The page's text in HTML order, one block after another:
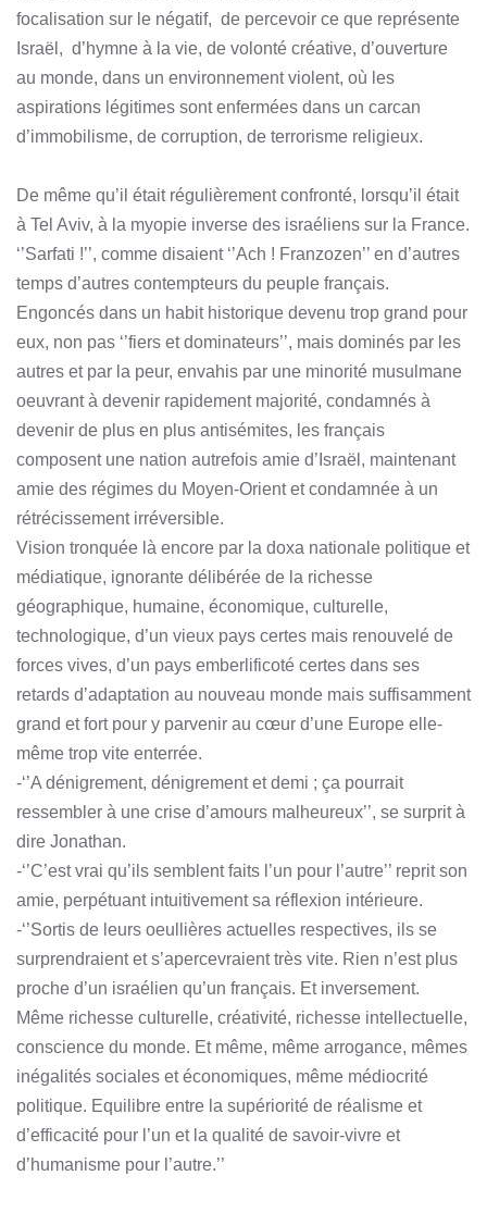
focalisation sur le négatif, de percevoir ce que représente
Israël, d’hymne à la vie, de volonté créative, d’ouverture
au monde, dans un environnement violent, où les
aspirations légitimes sont enfermées dans un carcan
d’immobilisme, de corruption, de terrorisme religieux.
De même qu’il était régulièrement confronté, lorsqu’il était
à Tel Aviv, à la myopie inverse des israéliens sur la France.
‘’Sarfati !’’, comme disaient ‘’Ach ! Franzozen’’ en d’autres
temps d’autres contempteurs du peuple français.
Engoncés dans un habit historique devenu trop grand pour
eux, non pas ‘’fiers et dominateurs’’, mais dominés par les
autres et par la peur, envahis par une minorité musulmane
oeuvrant à devenir rapidement majorité, condamnés à
devenir de plus en plus antisémites, les français
composent une nation autrefois amie d’Israël, maintenant
amie des régimes du Moyen-Orient et condamnée à un
rétrécissement irréversible.
Vision tronquée là encore par la doxa nationale politique et
médiatique, ignorante délibérée de la richesse
géographique, humaine, économique, culturelle,
technologique, d’un vieux pays certes mais renouvelé de
forces vives, d’un pays emberlificoté certes dans ses
retards d’adaptation au nouveau monde mais suffisamment
grand et fort pour y parvenir au cœur d’une Europe elle-
même trop vite enterrée.
-‘’A dénigrement, dénigrement et demi ; ça pourrait
ressembler à une crise d’amours malheureux’’, se surprit à
dire Jonathan.
-‘’C’est vrai qu’ils semblent faits l’un pour l’autre’’ reprit son
amie, perpétuant intuitivement sa réflexion intérieure.
-‘’Sortis de leurs oeullières actuelles respectives, ils se
surprendraient et s’apercevraient très vite. Rien n’est plus
proche d’un israélien qu’un français. Et inversement.
Même richesse culturelle, créativité, richesse intellectuelle,
conscience du monde. Et même, même arrogance, mêmes
inégalités sociales et économiques, même médiocrité
politique. Equilibre entre la supériorité de réalisme et
d’efficacité pour l’un et la qualité de savoir-vivre et
d’humanisme pour l’autre.’’